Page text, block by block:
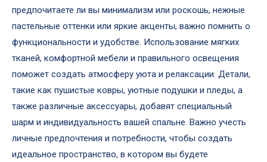
предпочитаете ли вы минимализм или роскошь, нежные
пастельные оттенки или яркие акценты, важно помнить о
функциональности и удобстве. Использование мягких
тканей, комфортной мебели и правильного освещения
поможет создать атмосферу уюта и релаксации. Детали,
такие как пушистые ковры, уютные подушки и пледы, а
также различные аксессуары, добавят специальный
шарм и индивидуальность вашей спальне. Важно учесть
личные предпочтения и потребности, чтобы создать
идеальное пространство, в котором вы будете